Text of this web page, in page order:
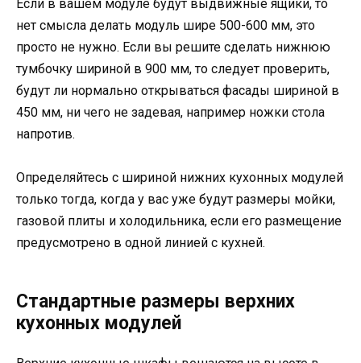
Если в вашем модуле будут выдвижные ящики, то
нет смысла делать модуль шире 500-600 мм, это
просто не нужно. Если вы решите сделать нижнюю
тумбочку шириной в 900 мм, то следует проверить,
будут ли нормально открываться фасады шириной в
450 мм, ни чего не задевая, например ножки стола
напротив.
Определяйтесь с шириной нижних кухонных модулей
только тогда, когда у вас уже будут размеры мойки,
газовой плиты и холодильника, если его размещение
предусмотрено в одной линией с кухней.
Стандартные размеры верхних
кухонных модулей